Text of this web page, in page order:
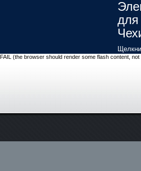
для
FAIL (the browser should render some flash content, not